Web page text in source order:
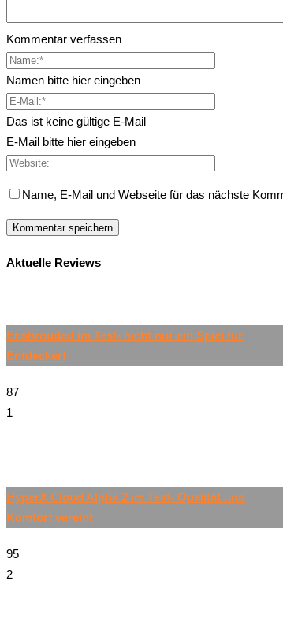
Kommentar verfassen
Namen bitte hier eingeben
Das ist keine gültige E-Mail
E-Mail bitte hier eingeben
Name, E-Mail und Webseite für das nächste
Aktuelle Reviews
Enshrouded im Test- nicht nur ein Spiel für
Entdecker!
87
1
HyperX Cloud Alpha 2 im Test- Qualität und
Komfort vereint
95
2